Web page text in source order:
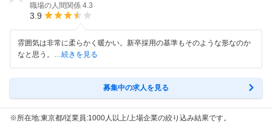
職場の人間関係 4.3
3.9
雰囲気は非常に柔らかく暖かい。新卒採用の基準もそのような形なのか
なと思う。
…続きを見る
募集中の求人を見る
※所在地:東京都/従業員:1000人以上/上場企業の絞り込み結果です。